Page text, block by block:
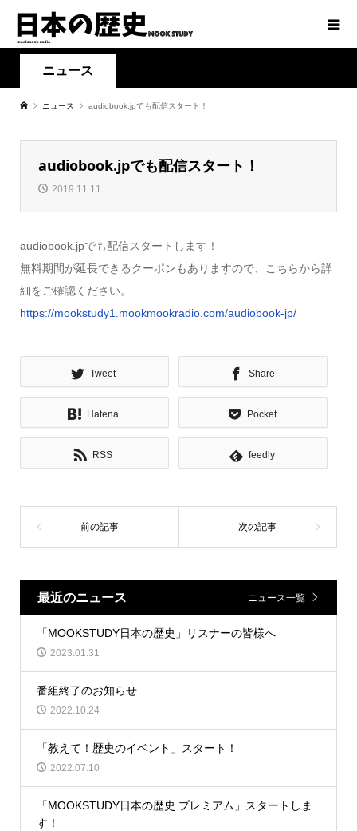
ニュース
ニュース audiobook.jpでも配信スタート！
audiobook.jpでも配信スタート！
2019.11.11
audiobook.jpでも配信スタートします！
無料期間が延長できるクーポンもありますので、こちらから詳
細をご確認ください。
https://mookstudy1.mookmookradio.com/audiobook-jp/
Tweet Share
Hatena Pocket
RSS feedly
最近のニュース ニュース一覧
「MOOKSTUDY日本の歴史」リスナーの皆様へ
2023.01.31
番組終了のお知らせ
2022.10.24
「教えて！歴史のイベント」スタート！
2022.07.10
「MOOKSTUDY日本の歴史 プレミアム」スタートしま
す！